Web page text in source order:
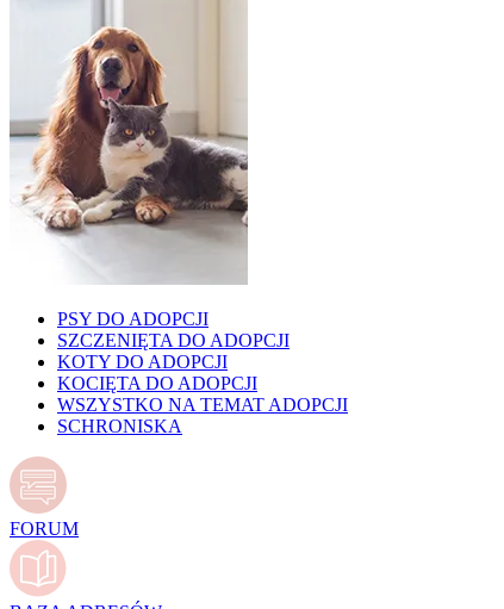
PSY DO ADOPCJI
SZCZENIĘTA DO ADOPCJI
KOTY DO ADOPCJI
KOCIĘTA DO ADOPCJI
WSZYSTKO NA TEMAT ADOPCJI
SCHRONISKA
FORUM